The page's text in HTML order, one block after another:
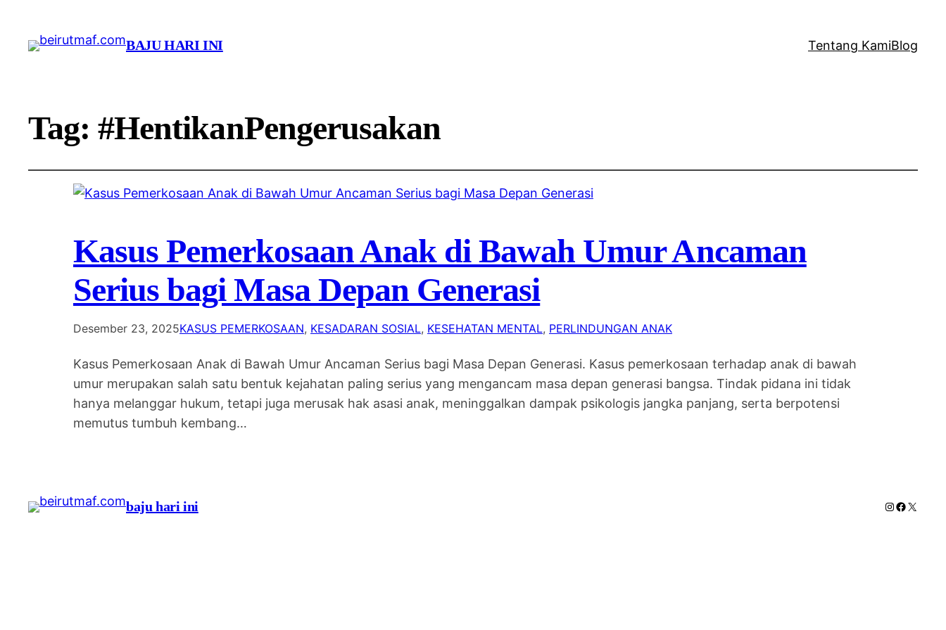
BAJU HARI INI Tentang KamiBlog
Tag:#HentikanPengerusakan
Kasus Pemerkosaan Anak di Bawah Umur Ancaman
Serius bagi Masa Depan Generasi
Desember 23, 2025KASUS PEMERKOSAAN, KESADARAN SOSIAL, KESEHATAN MENTAL, PERLINDUNGAN ANAK
Kasus Pemerkosaan Anak di Bawah Umur Ancaman Serius bagi Masa Depan Generasi. Kasus pemerkosaan terhadap anak di bawah
umur merupakan salah satu bentuk kejahatan paling serius yang mengancam masa depan generasi bangsa. Tindak pidana ini tidak
hanya melanggar hukum, tetapi juga merusak hak asasi anak, meninggalkan dampak psikologis jangka panjang, serta berpotensi
memutus tumbuh kembang…
baju hari ini Instagram
X